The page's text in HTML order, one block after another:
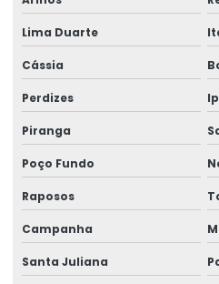
Talha Fixa Duplaviga Para
Talha Fixa Para Cargas Extrema
Talha Fixa Para Indústria Pesada
Talha Fixa Para Projetos De
Talha Motorizada Para Pontes
Talha Nova Com Inversor De
Talha Para Ambientes Com
Lima Duarte
Cássia
Perdizes
Piranga
Poço Fundo
Raposos
Campanha
Santa Juliana